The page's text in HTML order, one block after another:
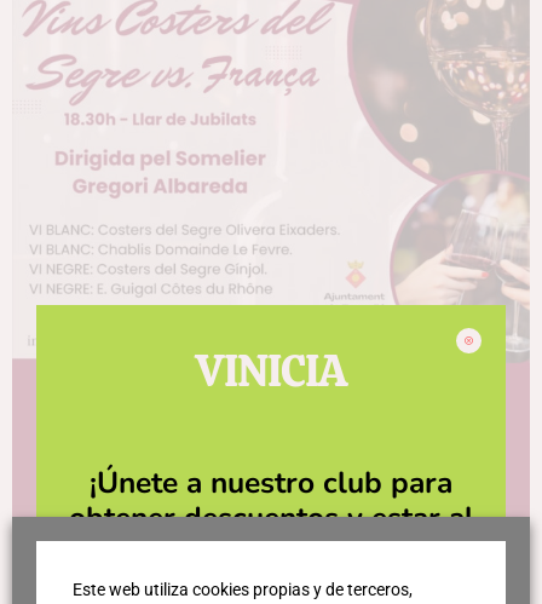
Este web utiliza cookies propias y de terceros,
VINICIA
¡Únete a nuestro club para
obtener descuentos y estar al
día de las últimas novedades!